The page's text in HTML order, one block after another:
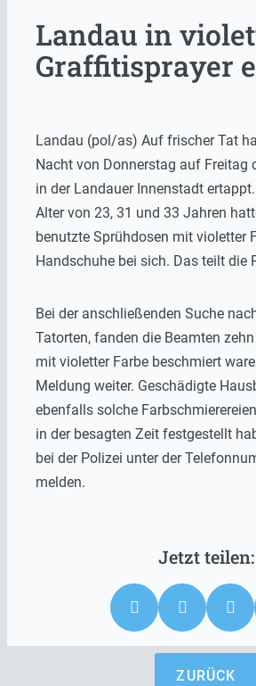
Landau in
Graffitisprayer
Landau (pol/as) Auf frischer Tat
Nacht von Donnerstag auf Freitag
in der Landauer Innenstadt
Alter von 23, 31 und 33 Jahren
benutzte Sprühdosen mit violetter
Handschuhe bei sich. Das teilt die
Bei der anschließenden Suche
Tatorten, fanden die Beamten
mit violetter Farbe beschmiert
Meldung weiter. Geschädigte
ebenfalls solche
in der besagten Zeit festgestellt
bei der Polizei unter der
melden.
ZURÜCK